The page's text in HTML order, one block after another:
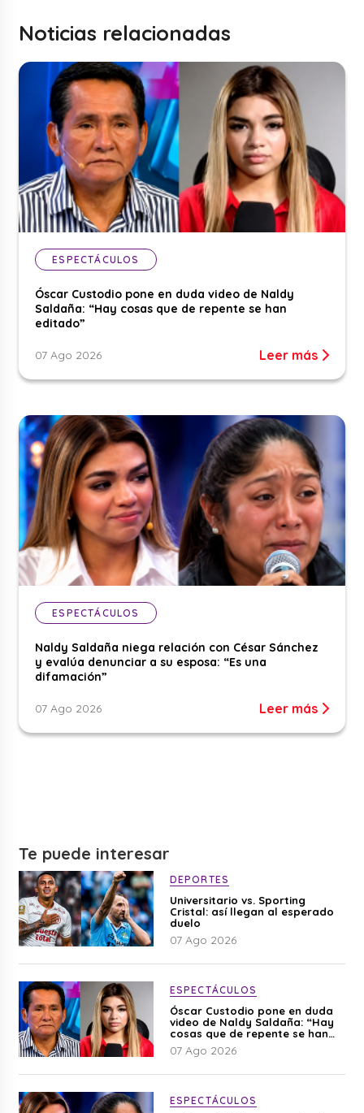
Noticias relacionadas
ESPECTÁCULOS
Óscar Custodio pone en duda video de Naldy
Saldaña: “Hay cosas que de repente se han
editado”
07 Ago 2026 Leer más
ESPECTÁCULOS
Naldy Saldaña niega relación con César Sánchez
y evalúa denunciar a su esposa: “Es una
difamación”
07 Ago 2026 Leer más
Te puede interesar
DEPORTES
Universitario vs. Sporting
Cristal: así llegan al esperado
duelo
07 Ago 2026
ESPECTÁCULOS
Óscar Custodio pone en duda
video de Naldy Saldaña: “Hay
cosas que de repente se han
editado”
07 Ago 2026
ESPECTÁCULOS